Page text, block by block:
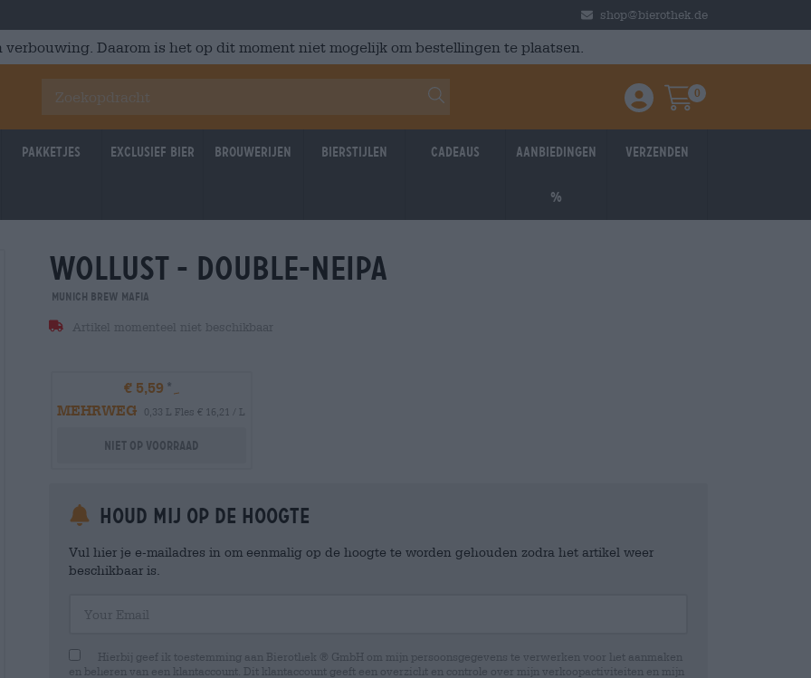
shop@bierothek.de
Daarom is het op dit moment niet mogelijk om bestellingen te plaatsen.
Einloggen / Anmelden
Warenkorb
0
Pakketjes Exclusief Bier Brouwerijen Bierstijlen Cadeaus Aanbiedingen
%
Verzenden
31.01.2026 31.01.2026
wollust - double-neipa
Munich Brew Mafia
Artikel momenteel niet beschikbaar
€ 5,59
MEHRWEG
0,33 L Fles € 16,21 / L
Niet op voorraad
Houd mij op de hoogte
Vul hier je e-mailadres in om eenmalig op de hoogte te worden gehouden zodra het artikel weer
beschikbaar is.
Hierbij geef ik toestemming aan Bierothek ® GmbH om mijn persoonsgegevens te verwerken voor het aanmaken
en beheren van een klantaccount. Dit klantaccount geeft een overzicht en controle over mijn verkoopactiviteiten en mijn